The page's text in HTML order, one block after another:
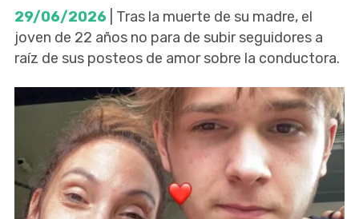
29/06/2026 | Tras la muerte de su madre, el
joven de 22 años no para de subir seguidores a
raíz de sus posteos de amor sobre la conductora.